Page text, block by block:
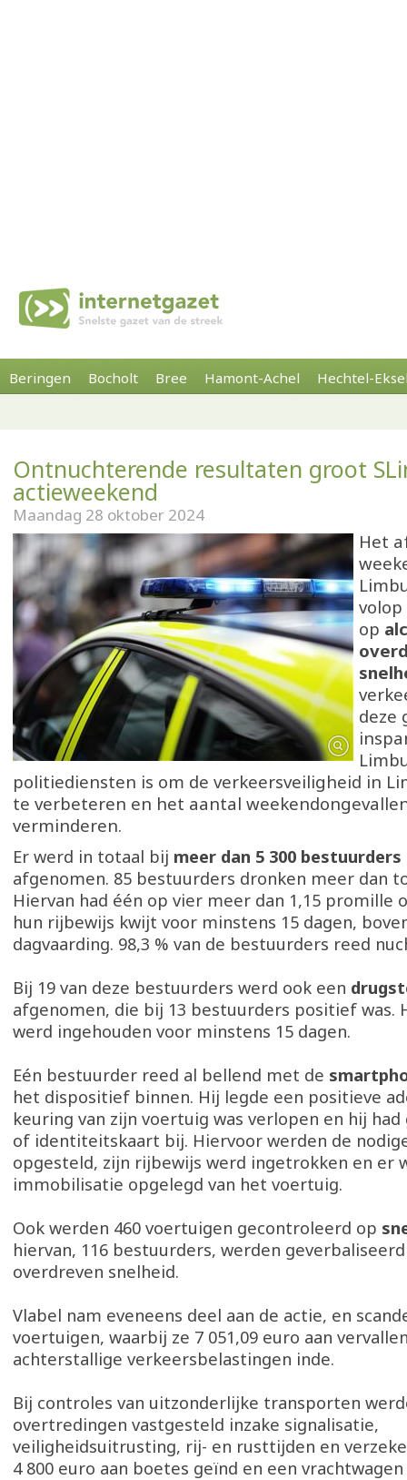
Beringen Bocholt Bree Hamont-Achel Hechtel-
Ontnuchterende resultaten groot
actieweekend
Maandag 28 oktober 2024
Het
op
deze
politiediensten is om de verkeersveiligheid in
te verbeteren en het aantal
verminderen.
Er werd in totaal bij meer dan 5 300
afgenomen. 85 bestuurders dronken meer dan
Hiervan had één op vier meer dan 1,15 promille
hun rijbewijs kwijt voor minstens 15 dagen,
dagvaarding. 98,3 % van de bestuurders reed
Bij 19 van deze bestuurders werd ook een
afgenomen, die bij 13 bestuurders positief was.
werd ingehouden voor minstens 15 dagen.
Eén bestuurder reed al bellend met de
het dispositief binnen. Hij legde een positieve
keuring van zijn voertuig was verlopen en hij
of identiteitskaart bij. Hiervoor werden de
opgesteld, zijn rijbewijs werd ingetrokken en er
immobilisatie opgelegd van het voertuig.
Ook werden 460 voertuigen gecontroleerd op
hiervan, 116 bestuurders, werden
overdreven snelheid.
Vlabel nam eveneens deel aan de actie, en
voertuigen, waarbij ze 7 051,09 euro aan
achterstallige verkeersbelastingen inde.
Bij controles van uitzonderlijke transporten
overtredingen vastgesteld inzake signalisatie,
veiligheidsuitrusting, rij- en rusttijden en
4 800 euro aan boetes geïnd en een